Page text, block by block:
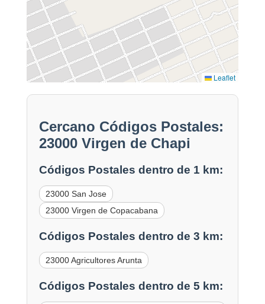
Leaflet
Cercano Códigos Postales:
23000 Virgen de Chapi
Códigos Postales dentro de 1 km:
23000 San Jose
23000 Virgen de Copacabana
Códigos Postales dentro de 3 km:
23000 Agricultores Arunta
Códigos Postales dentro de 5 km: